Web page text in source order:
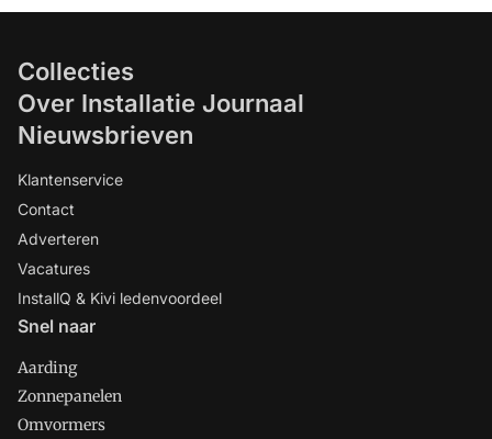
Collecties
Over Installatie Journaal
Nieuwsbrieven
Klantenservice
Contact
Adverteren
Vacatures
InstallQ & Kivi ledenvoordeel
Snel naar
Aarding
Zonnepanelen
Omvormers